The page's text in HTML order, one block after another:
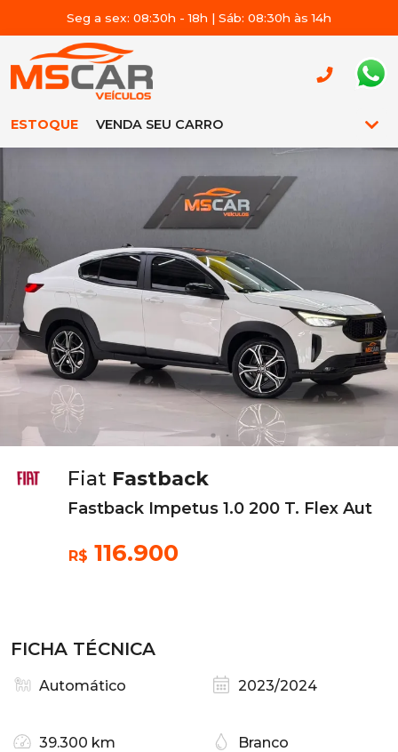
Seg a sex: 08:30h - 18h | Sáb: 08:30h às 14h
ESTOQUE VENDA SEU CARRO
Fiat Fastback
Fastback Impetus 1.0 200 T. Flex Aut
R$ 116.900
FICHA TÉCNICA
Automático 2023/2024
39.300 km Branco